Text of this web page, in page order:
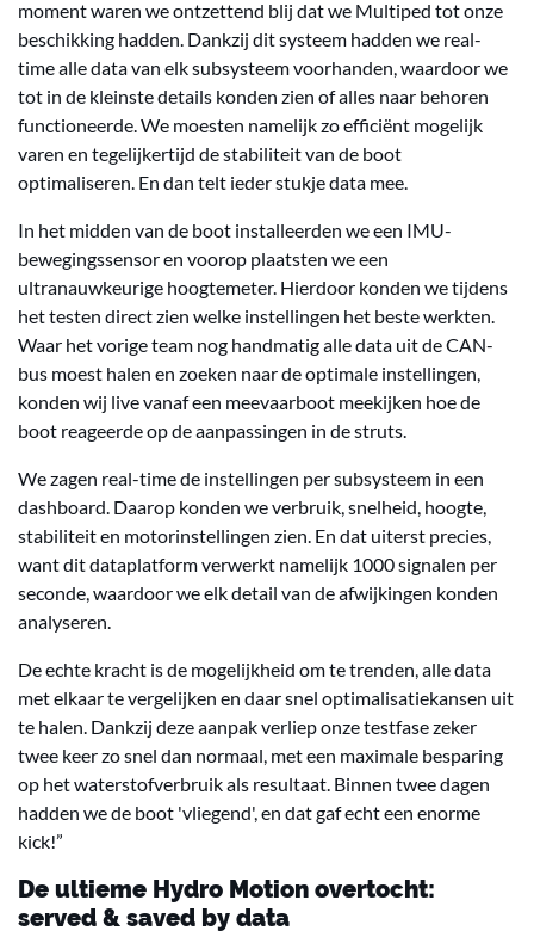
moment waren we ontzettend blij dat we Multiped tot onze
beschikking hadden. Dankzij dit systeem hadden we real-
time alle data van elk subsysteem voorhanden, waardoor we
tot in de kleinste details konden zien of alles naar behoren
functioneerde. We moesten namelijk zo efficiënt mogelijk
varen en tegelijkertijd de stabiliteit van de boot
optimaliseren. En dan telt ieder stukje data mee.
In het midden van de boot installeerden we een IMU-
bewegingssensor en voorop plaatsten we een
ultranauwkeurige hoogtemeter. Hierdoor konden we tijdens
het testen direct zien welke instellingen het beste werkten.
Waar het vorige team nog handmatig alle data uit de CAN-
bus moest halen en zoeken naar de optimale instellingen,
konden wij live vanaf een meevaarboot meekijken hoe de
boot reageerde op de aanpassingen in de struts.
We zagen real-time de instellingen per subsysteem in een
dashboard. Daarop konden we verbruik, snelheid, hoogte,
stabiliteit en motorinstellingen zien. En dat uiterst precies,
want dit dataplatform verwerkt namelijk 1000 signalen per
seconde, waardoor we elk detail van de afwijkingen konden
analyseren.
De echte kracht is de mogelijkheid om te trenden, alle data
met elkaar te vergelijken en daar snel optimalisatiekansen uit
te halen. Dankzij deze aanpak verliep onze testfase zeker
twee keer zo snel dan normaal, met een maximale besparing
op het waterstofverbruik als resultaat. Binnen twee dagen
hadden we de boot 'vliegend', en dat gaf echt een enorme
kick!”
De ultieme Hydro Motion overtocht:
served & saved by data